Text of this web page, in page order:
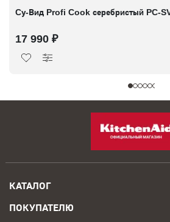
Cу-Вид Profi Cook серебристый PC-
17 990 ₽
КАТАЛОГ
ПОКУПАТЕЛЮ